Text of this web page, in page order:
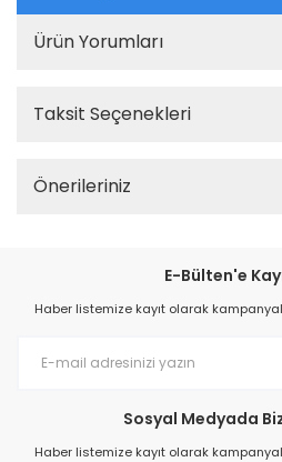
Ürün Yorumları
Taksit Seçenekleri
Önerileriniz
E-Bülten'e
Haber listemize kayıt olarak
Sosyal Medyada
Haber listemize kayıt olarak